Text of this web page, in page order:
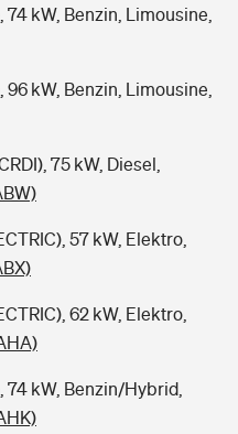
74 kW, Benzin, Limousine,
96 kW, Benzin, Limousine,
75 kW, Diesel,
57 kW, Elektro,
62 kW, Elektro,
74 kW, Benzin/Hybrid,